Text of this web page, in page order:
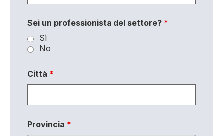
Sei un professionista del settore? *
Sì
No
Città *
Provincia *